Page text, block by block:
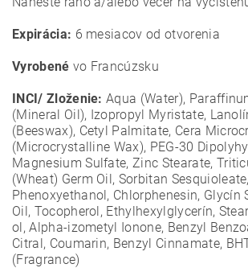
Expirácia: 6 mesiacov od otvorenia
Vyrobené vo Francúzsku
INCI/ Zloženie: Aqua (Water),
(Mineral Oil), Izopropyl Myristate,
(Beeswax), Cetyl Palmitate, Cera
(Microcrystalline Wax), PEG-30
Magnesium Sulfate, Zinc Stearate,
(Wheat) Germ Oil, Sorbitan Sesquioleate,
Phenoxyethanol, Chlorphenesin, Glycín
Oil, Tocopherol, Ethylhexylglycerín,
ol, Alpha-izometyl Ionone, Benzyl
Citral, Coumarin, Benzyl Cinnamate,
(Fragrance)